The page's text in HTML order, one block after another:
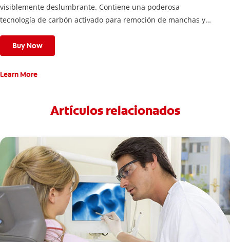
visiblemente deslumbrante. Contiene una poderosa
tecnología de carbón activado para remoción de manchas y
Buy Now
Learn More
Artículos relacionados